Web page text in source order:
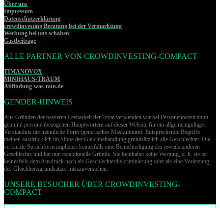
Über uns
Impressum
Datenschutzerklärung
crowdinvesting Beratung bei der Vermarktung
Werbung bei uns schalten
Gastbeiträge
ALLE PARTNER VON CROWDINVESTING-COMPACT
TIMANOVOX
MINIHAUS-TRAUM
Abfindung-was-nun.de
GENDER-HINWEIS
Aus Gründen der besseren Lesbarkeit der Texte verwenden wir bei Per­so­nen­be­zeich­nun­
gen und per­so­nen­be­zo­ge­nen Hauptwörtern auf dieser Website für ein allgemeingültiges
Verständnis die männliche Form (generisches Maskulinum). Entsprechende Begriffe
meinen ausdrücklich im Sinne der Gleichbehandlung grund­sätz­lich alle Geschlechter. Die
verkürzte Sprachform impliziert keinesfalls eine Benachteiligung des jeweils anderen
Geschlechts und hat nur redaktionelle Gründe. Sie beinhaltet keine Wertung, d. h. sie ist
keinesfalls dem Ausdruck nach als Geschlechterdiskriminierung oder als eine Verletzung
des Gleich­heits­grund­sat­zes misszuverstehen.
UNSERE BESUCHER ÜBER CROWDINVESTING-
COMPACT